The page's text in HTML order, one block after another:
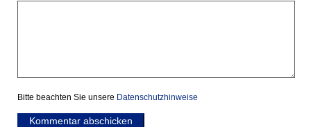
Bitte beachten Sie unsere Datenschutzhinweise
Kommentar abschicken